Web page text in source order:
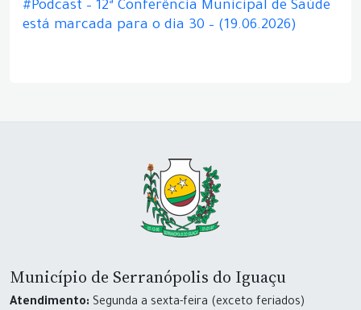
#Podcast – 12ª Conferência Municipal de Saúde
está marcada para o dia 30 – (19.06.2026)
Município de Serranópolis do Iguaçu
Atendimento: Segunda a sexta-feira (exceto feriados)